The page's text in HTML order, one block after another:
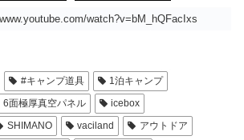
watch?v=bM_hQFacIxs
#キャンプ道具
1泊キャンプ
6面極厚真空パネル
icebox
SHIMANO vaciland
アウトドア